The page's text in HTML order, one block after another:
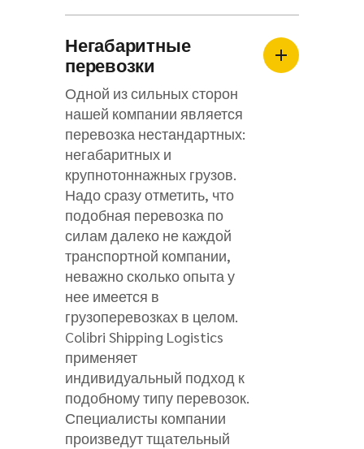
Негабаритные
перевозки
Одной из сильных сторон
нашей компании является
перевозка нестандартных:
негабаритных и
крупнотоннажных грузов.
Надо сразу отметить, что
подобная перевозка по
силам далеко не каждой
транспортной компании,
неважно сколько опыта у
нее имеется в
грузоперевозках в целом.
Colibri Shipping Logistics
применяет
индивидуальный подход к
подобному типу перевозок.
Специалисты компании
произведут тщательный